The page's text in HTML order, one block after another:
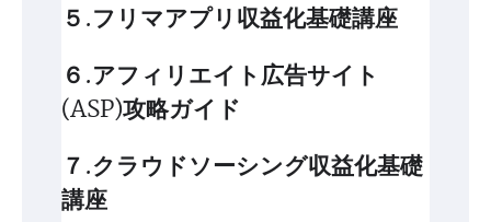
５.フリマアプリ収益化基礎講座
６.アフィリエイト広告サイト
(ASP)攻略ガイド
７.クラウドソーシング収益化基礎
講座